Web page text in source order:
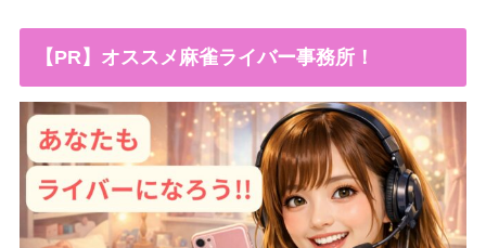
【PR】オススメ麻雀ライバー事務所！